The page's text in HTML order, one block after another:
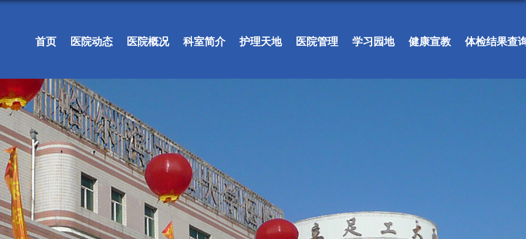
首页 医院动态 医院概况 科室简介 护理天地 医院管理 学习园地 健康宣教 体检结果查